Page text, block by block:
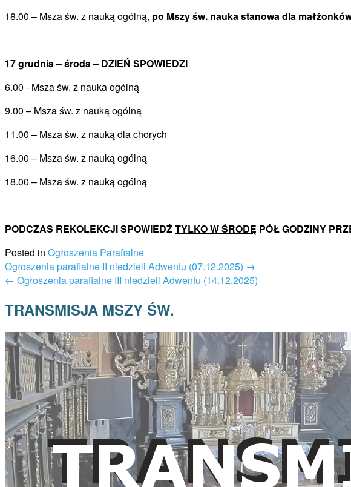
18.00 – Msza św. z nauką ogólną, po Mszy św. nauka stanowa dla
17 grudnia – środa – DZIEŃ SPOWIEDZI
6.00 ­- Msza św. z nauka ogólną
9.00 – Msza św. z nauką ogólną
11.00 – Msza św. z nauką dla chorych
16.00 – Msza św. z nauką ogólną
18.00 – Msza św. z nauką ogólną
PODCZAS REKOLEKCJI SPOWIEDŹTYLKO W ŚRODĘ PÓŁ GODZINY
Posted in Ogłoszenia Parafialne
Post
navigation
Ogłoszenia parafialne II niedzieli Adwentu (07.12.2025) →
← Ogłoszenia parafialne III niedzieli Adwentu (14.12.2025)
TRANSMISJA MSZY ŚW.